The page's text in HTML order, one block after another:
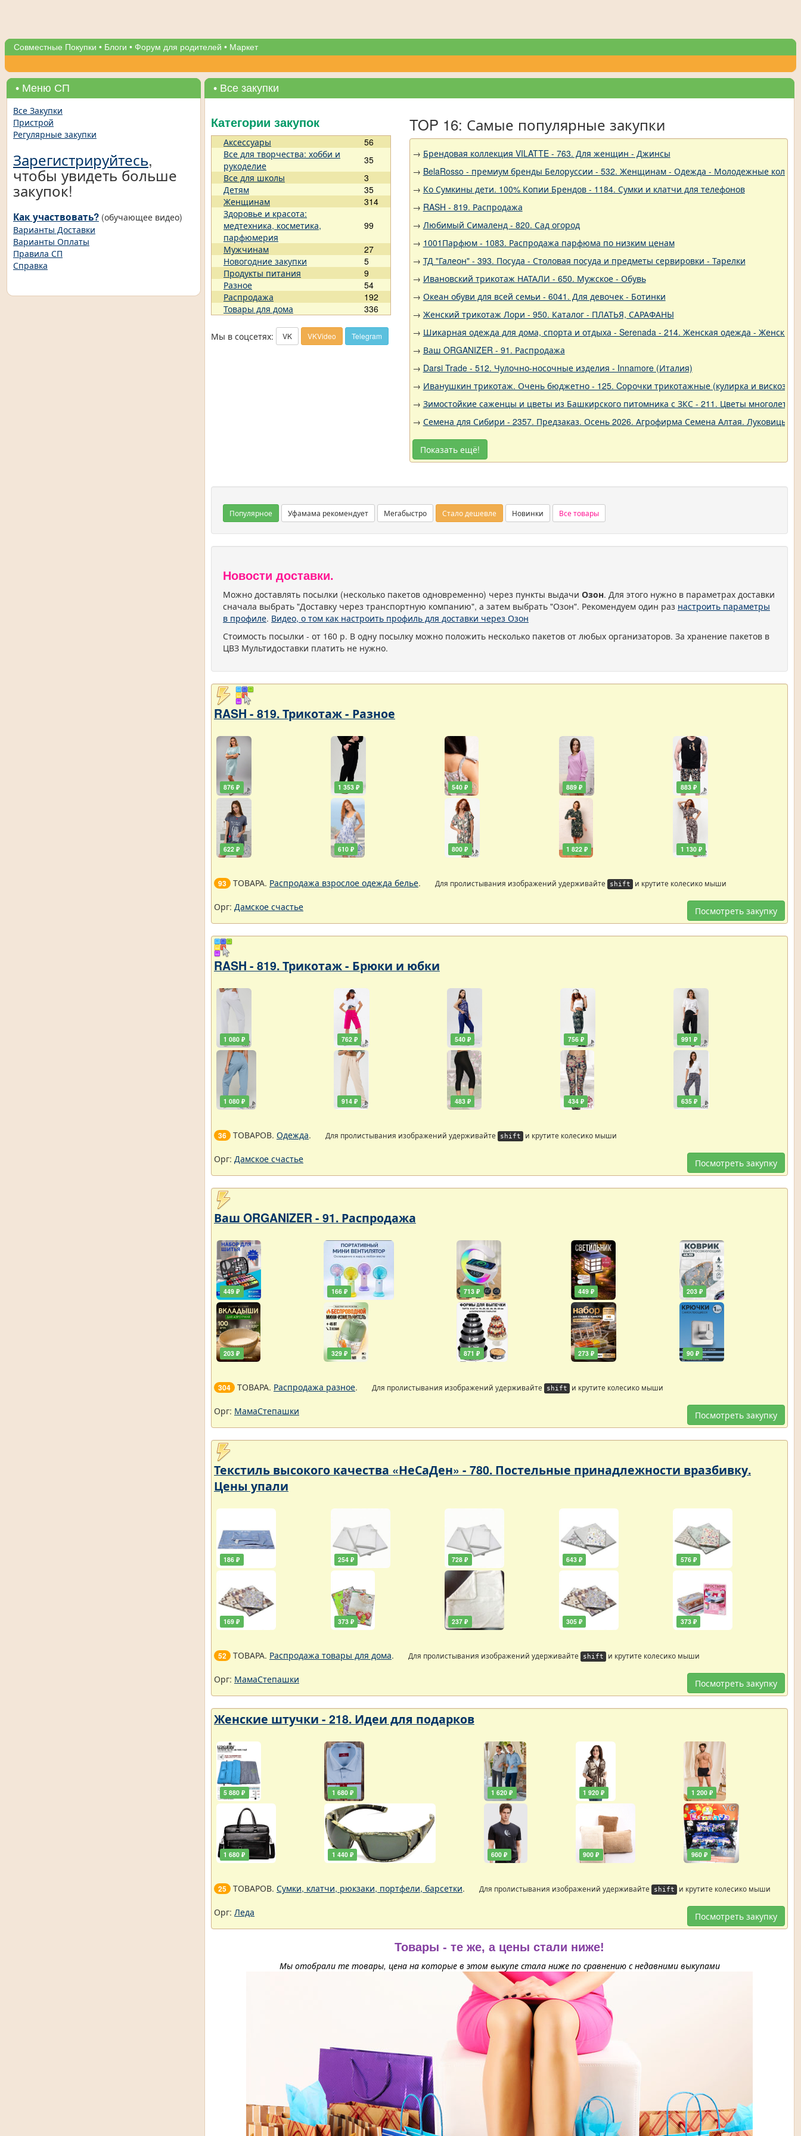
Совместные Покупки • Блоги • Форум для родителей • Маркет
• Меню СП
Все Закупки
Пристрой
Регулярные закупки
Зарегистрируйтесь,
чтобы увидеть больше
закупок!
Как участвовать? (обучающее видео)
Варианты Доставки
Варианты Оплаты
Правила СП
Справка
• Все закупки
Категории закупок
Аксессуары
56
Все для творчества: хобби и
рукоделие
35
Все для школы
3
Детям
35
Женщинам
314
Здоровье и красота:
медтехника, косметика,
парфюмерия
99
Мужчинам
27
Новогодние закупки
5
Продукты питания
9
Разное
54
Распродажа
192
Товары для дома
336
Мы в соцсетях: VK VKVideo Telegram
TOP 16: Самые популярные закупки
→ Брендовая коллекция VILATTE - 763. Для женщин - Джинсы
→ BelaRosso - премиум бренды Белоруссии - 532. Женщинам - Одежда - Молодежные
→ Ко Сумкины дети. 100% Копии Брендов - 1184. Сумки и клатчи для телефонов
→ RASH - 819. Распродажа
→ Любимый Сималенд - 820. Сад огород
→ 1001Парфюм - 1083. Распродажа парфюма по низким ценам
→ ТД "Галеон" - 393. Посуда - Столовая посуда и предметы сервировки - Тарелки
→ Ивановский трикотаж НАТАЛИ - 650. Мужское - Обувь
→ Океан обуви для всей семьи - 6041. Для девочек - Ботинки
→ Женский трикотаж Лори - 950. Каталог - ПЛАТЬЯ, САРАФАНЫ
→ Шикарная одежда для дома, спорта и отдыха - Serenada - 214. Женская одежда - Женские
→ Ваш ORGANIZER - 91. Распродажа
→ Darsi Trade - 512. Чулочно-носочные изделия - Innamore (Италия)
→ Иванушкин трикотаж. Очень бюджетно - 125. Cорочки трикотажные (кулирка и вискоза)
→ Зимостойкие саженцы и цветы из Башкирского питомника с ЗКС - 211. Цветы
→ Семена для Сибири - 2357. Предзаказ. Осень 2026. Агрофирма Семена Алтая. Луковицы.
Показать ещё!
Популярное Уфамама рекомендует Мегабыстро Стало дешевле Новинки Все товары
Новости доставки.
Можно доставлять посылки (несколько пакетов одновременно) через пункты выдачи Озон. Для этого нужно в параметрах доставки
сначала выбрать "Доставку через транспортную компанию", а затем выбрать "Озон". Рекомендуем один раз настроить параметры
в профиле. Видео, о том как настроить профиль для доставки через Озон
Стоимость посылки - от 160 р. В одну посылку можно положить несколько пакетов от любых организаторов. За хранение пакетов в
ЦВЗ Мультидоставки платить не нужно.
RASH - 819. Трикотаж - Разное
876 ₽
622 ₽
1 353 ₽
610 ₽
540 ₽
800 ₽
889 ₽
1 822 ₽
883 ₽
1 130 ₽
93 ТОВАРА. Распродажа взрослое одежда белье. Для пролистывания изображений удерживайте shift и крутите колесико мыши
Посмотреть закупку
Орг: Дамское счастье
RASH - 819. Трикотаж - Брюки и юбки
1 080 ₽
1 080 ₽
762 ₽
914 ₽
540 ₽
483 ₽
756 ₽
434 ₽
991 ₽
635 ₽
36 ТОВАРОВ. Одежда. Для пролистывания изображений удерживайте shift и крутите колесико мыши
Посмотреть закупку
Орг: Дамское счастье
Ваш ORGANIZER - 91. Распродажа
449 ₽
203 ₽
166 ₽
329 ₽
713 ₽
871 ₽
449 ₽
273 ₽
203 ₽
90 ₽
304 ТОВАРА. Распродажа разное. Для пролистывания изображений удерживайте shift и крутите колесико мыши
Посмотреть закупку
Орг: МамаСтепашки
Текстиль высокого качества «НеСаДен» - 780. Постельные принадлежности вразбивку.
Цены упали
186 ₽
169 ₽
254 ₽
373 ₽
728 ₽
237 ₽
643 ₽
305 ₽
576 ₽
373 ₽
52 ТОВАРА. Распродажа товары для дома. Для пролистывания изображений удерживайте shift и крутите колесико мыши
Посмотреть закупку
Орг: МамаСтепашки
Женские штучки - 218. Идеи для подарков
5 880 ₽
1 680 ₽
1 680 ₽
1 440 ₽
1 620 ₽
600 ₽
1 920 ₽
900 ₽
1 200 ₽
960 ₽
25 ТОВАРОВ. Сумки, клатчи, рюкзаки, портфели, барсетки. Для пролистывания изображений удерживайте shift и крутите колесико мыши
Посмотреть закупку
Орг: Леда
Товары - те же, а цены стали ниже!
Мы отобрали те товары, цена на которые в этом выкупе стала ниже по сравнению с недавними выкупами